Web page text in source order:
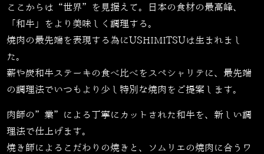
ここからは“世界”を見据えて。日本の食材の最高峰、
「和牛」をより美味しく調理する。
焼肉の最先端を表現する為にUSHIMITSUは生まれまし
た。
薪や炭和牛ステーキの食べ比べをスペシャリテに、最先端
の調理法でいつもより少し特別な焼肉をご提案します。
肉師の”業”による丁寧にカットされた和牛を、新しい調
理法で仕上げます。
焼き師によるこだわりの焼きと、ソムリエの焼肉に合うワ